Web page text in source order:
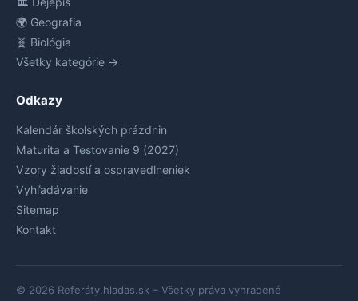
🌍 Geografia
🧬 Biológia
Všetky kategórie →
Odkazy
Kalendár školských prázdnin
Maturita a Testovanie 9 (2027)
Vzory žiadostí a ospravedlneniek
Vyhľadávanie
Sitemap
Kontakt
© 2026 Referáty.hladas.sk – Všetky práva vyhradené